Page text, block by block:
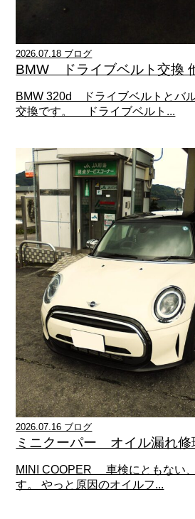
2026.07.18 ブログ
BMW ドライブベルト交換
BMW 320d ドライブベルトとバ
交換です。 ドライブベルト...
2026.07.16 ブログ
ミニクーパー オイル漏れ修
MINI COOPER 車検にともない
す。 やっと原因のオイルフ...